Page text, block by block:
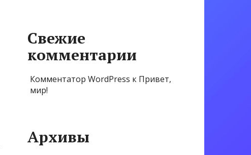
Свежие
комментарии
Комментатор WordPress к Привет,
мир!
Архивы